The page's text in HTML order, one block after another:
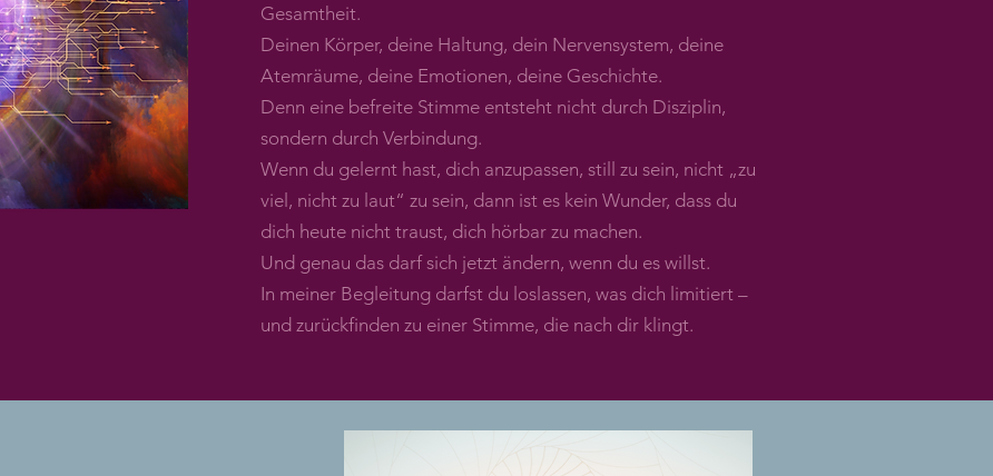
Gesamtheit.
Deinen Körper, deine Haltung, dein Nervensystem, deine
Atemräume, deine Emotionen, deine Geschichte.
Denn eine befreite Stimme entsteht nicht durch Disziplin,
sondern durch Verbindung.
Wenn du gelernt hast, dich anzupassen, still zu sein, nicht „zu
viel, nicht zu laut“ zu sein, dann ist es kein Wunder, dass du
dich heute nicht traust, dich hörbar zu machen.
Und genau das darf sich jetzt ändern, wenn du es willst.
In meiner Begleitung darfst du loslassen, was dich limitiert –
und zurückfinden zu einer Stimme, die nach dir klingt.